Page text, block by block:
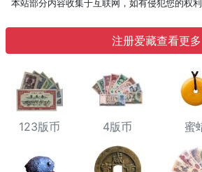
本站部分内容收集于互联网，如有侵犯您的权
注册爱藏查看更多
123版币 4版币 蜜